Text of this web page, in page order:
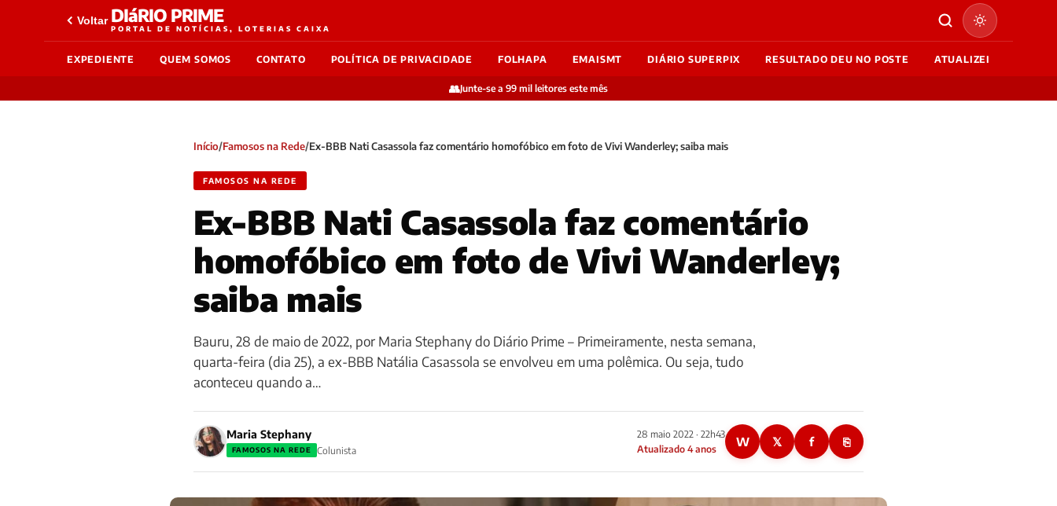
Voltar DIáRIO PRIME
PORTAL DE NOTÍCIAS, LOTERIAS CAIXA
EXPEDIENTE QUEM SOMOS CONTATO POLÍTICA DE PRIVACIDADE FOLHAPA EMAISMT DIÁRIO SUPERPIX RESULTADO DEU NO POSTE ATUALIZEI
👥Junte-se a 99 mil leitores este mês
Início/Famosos na Rede/Ex-BBB Nati Casassola faz comentário homofóbico em foto de Vivi Wanderley; saiba mais
FAMOSOS NA REDE
Ex-BBB Nati Casassola faz comentário
homofóbico em foto de Vivi Wanderley;
saiba mais
Bauru, 28 de maio de 2022, por Maria Stephany do Diário Prime – Primeiramente, nesta semana,
quarta-feira (dia 25), a ex-BBB Natália Casassola se envolveu em uma polêmica. Ou seja, tudo
aconteceu quando a…
Maria Stephany
FAMOSOS NA REDE Colunista
28 maio 2022 · 22h43
Atualizado 4 anos
W 𝕏 f ⎘